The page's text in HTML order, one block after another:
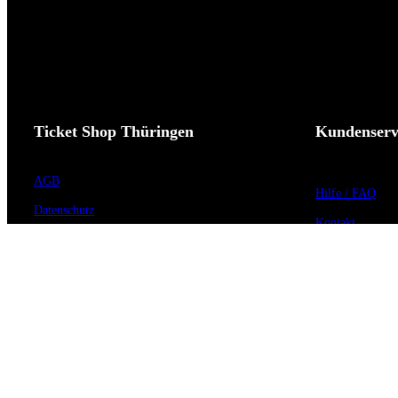
Ticket Shop Thüringen
AGB
Datenschutz
Hilfe / FAQ
Kontakt